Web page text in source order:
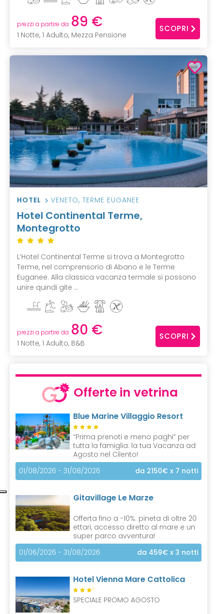
prezzi a partire da 89 €
1 Notte, 1 Adulto, Mezza Pensione
SCOPRI
HOTEL VENETO, TERME EUGANEE
Hotel Continental Terme,
Montegrotto
L’Hotel Continental Terme si trova a Montegrotto
Terme, nel comprensorio di Abano e le Terme
Euganee. Alla classica vacanza termale si possono
unire quindi gite ...
prezzi a partire da 80 €
1 Notte, 1 Adulto, B&B
SCOPRI
Offerte in vetrina
Blue Marine Villaggio Resort
“Prima prenoti e meno paghi” per
tutta la famiglia: la tua Vacanza ad
Agosto nel Cilento!
01/08/2026 - 31/08/2026
da 2150€ x 7 notti
Gitavillage Le Marze
Offerta fino a -10%: pineta di oltre 20
ettari, accesso diretto al mare e un
super parco avventura!
01/06/2026 - 31/08/2026
da 459€ x 3 notti
Hotel Vienna Mare Cattolica
S
SPECIALE PROMO AGOSTO